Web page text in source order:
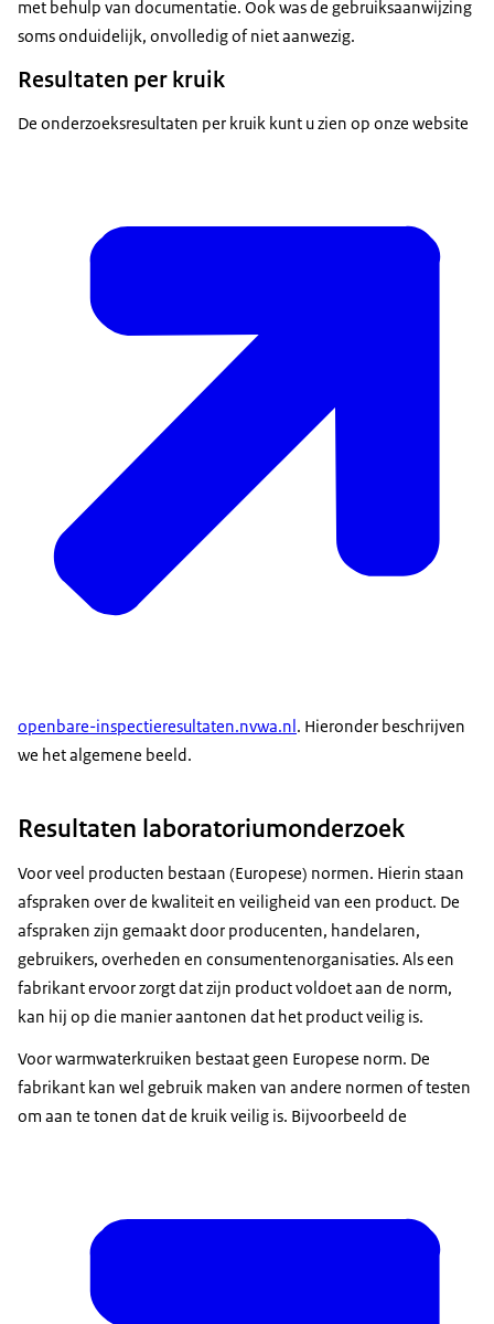
met behulp van documentatie. Ook was de gebruiksaanwijzing
soms onduidelijk, onvolledig of niet aanwezig.
Resultaten per kruik
De onderzoeksresultaten per kruik kunt u zien op onze website
openbare-inspectieresultaten.nvwa.nl. Hieronder beschrijven
we het algemene beeld.
Resultaten laboratoriumonderzoek
Voor veel producten bestaan (Europese) normen. Hierin staan
afspraken over de kwaliteit en veiligheid van een product. De
afspraken zijn gemaakt door producenten, handelaren,
gebruikers, overheden en consumentenorganisaties. Als een
fabrikant ervoor zorgt dat zijn product voldoet aan de norm,
kan hij op die manier aantonen dat het product veilig is.
Voor warmwaterkruiken bestaat geen Europese norm. De
fabrikant kan wel gebruik maken van andere normen of testen
om aan te tonen dat de kruik veilig is. Bijvoorbeeld de